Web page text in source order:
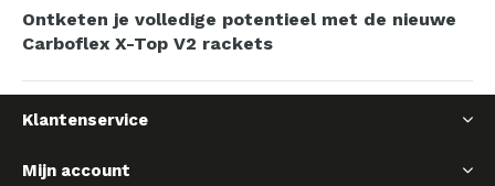
Ontketen je volledige potentieel met de nieuwe
Carboflex X-Top V2 rackets
Klantenservice
Mijn account